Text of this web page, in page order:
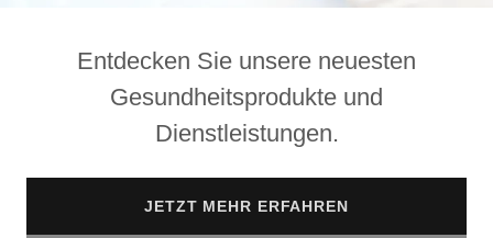
Entdecken Sie unsere neuesten
Gesundheitsprodukte und
Dienstleistungen.
JETZT MEHR ERFAHREN